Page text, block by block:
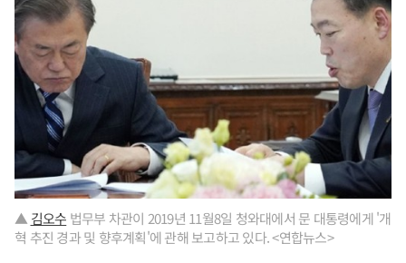
▲ 김오수 법무부 차관이 2019년 11월8일 청와대에서 문 대통령에게 '개
혁 추진 경과 및 향후계획'에 관해 보고하고 있다. <연합뉴스>